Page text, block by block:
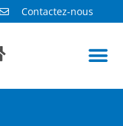
Contactez-nous